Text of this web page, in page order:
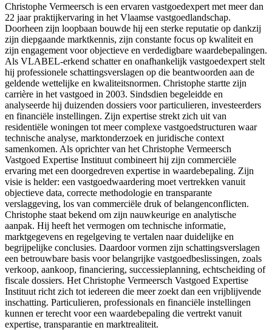
Christophe Vermeersch is een ervaren vastgoedexpert met meer dan
22 jaar praktijkervaring in het Vlaamse vastgoedlandschap.
Doorheen zijn loopbaan bouwde hij een sterke reputatie op dankzij
zijn diepgaande marktkennis, zijn constante focus op kwaliteit en
zijn engagement voor objectieve en verdedigbare waardebepalingen.
Als VLABEL-erkend schatter en onafhankelijk vastgoedexpert stelt
hij professionele schattingsverslagen op die beantwoorden aan de
geldende wettelijke en kwaliteitsnormen. Christophe startte zijn
carrière in het vastgoed in 2003. Sindsdien begeleidde en
analyseerde hij duizenden dossiers voor particulieren, investeerders
en financiële instellingen. Zijn expertise strekt zich uit van
residentiële woningen tot meer complexe vastgoedstructuren waar
technische analyse, marktonderzoek en juridische context
samenkomen. Als oprichter van het Christophe Vermeersch
Vastgoed Expertise Instituut combineert hij zijn commerciële
ervaring met een doorgedreven expertise in waardebepaling. Zijn
visie is helder: een vastgoedwaardering moet vertrekken vanuit
objectieve data, correcte methodologie en transparante
verslaggeving, los van commerciële druk of belangenconflicten.
Christophe staat bekend om zijn nauwkeurige en analytische
aanpak. Hij heeft het vermogen om technische informatie,
marktgegevens en regelgeving te vertalen naar duidelijke en
begrijpelijke conclusies. Daardoor vormen zijn schattingsverslagen
een betrouwbare basis voor belangrijke vastgoedbeslissingen, zoals
verkoop, aankoop, financiering, successieplanning, echtscheiding of
fiscale dossiers. Het Christophe Vermeersch Vastgoed Expertise
Instituut richt zich tot iedereen die meer zoekt dan een vrijblijvende
inschatting. Particulieren, professionals en financiële instellingen
kunnen er terecht voor een waardebepaling die vertrekt vanuit
expertise, transparantie en marktrealiteit.